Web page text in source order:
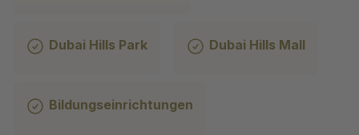
Dubai Hills Park Dubai Hills Mall
Bildungseinrichtungen